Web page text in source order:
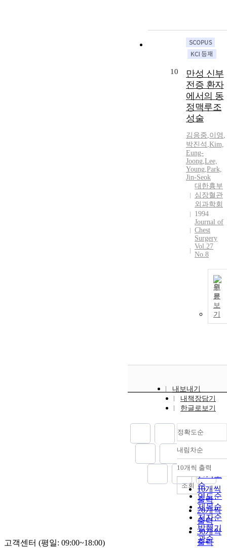
10
만성 신부
전증 환자
에서의 동
정맥루조
성술
김응중,이영 ,
박진석 ,Kim,
Eung-
Joong,Lee,
Young,Park,
Jin-Seok
대한흉부
심장혈관
외과학회
1994
Journal of
Chest
Surgery
Vol.27
No.8
원
문
보
기
내보내기
내책장담기
한글로보기
정확도순
정확도
순
인기도
순
연도순
제목순
저자순
발행기
관순
내림차순
내림차
10개씩 출력
10개씩
출력
20개씩
출력
30개씩
출력
조회
고객센터 (평일: 09:00~18:00)